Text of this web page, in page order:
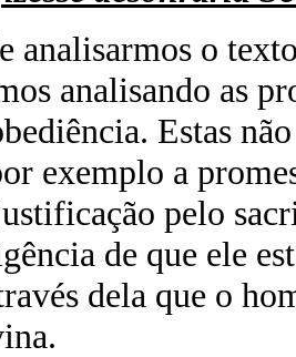
analisarmos o
analisando as
Estas
exemplo a
pelo
de que ele
dela que o